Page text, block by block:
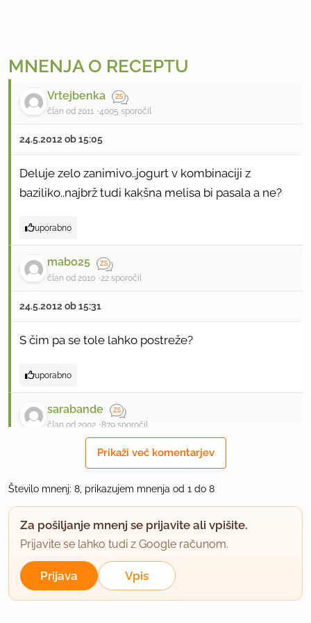
MNENJA O RECEPTU
Vrtejbenka
član od 2011 4005 sporočil
24.5.2012 ob 15:05
Deluje zelo zanimivo..jogurt v kombinaciji z
baziliko..najbrž tudi kakšna melisa bi pasala a ne?
uporabno
mabo25
član od 2010 22 sporočil
24.5.2012 ob 15:31
S čim pa se tole lahko postreže?
uporabno
sarabande
član od 2002 879 sporočil
24.5.2012 ob 16:37
Postreze se kot sladica.
uporabno
član od 2005 194 sporočil
24.5.2012 ob 18:53
Prikaži več komentarjev
Število mnenj: 8, prikazujem mnenja od 1 do 8
Za pošiljanje mnenj se prijavite ali vpišite.
Prijavite se lahko tudi z Google računom.
Prijava Vpis